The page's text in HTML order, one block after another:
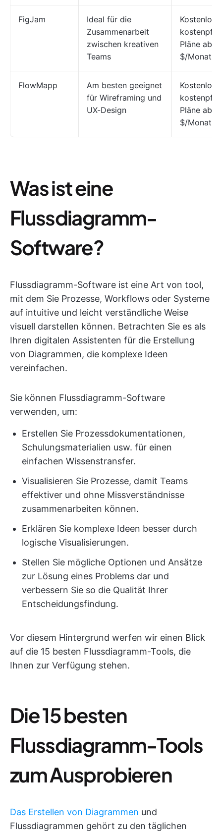
FigJam
Ideal für die
Zusammenarbeit
zwischen kreativen
Teams
Kostenlos;
Pläne ab 5
$/Monat
FlowMapp
Am besten geeignet
für Wireframing und
UX-Design
Kostenlos;
Pläne ab
$/Monat
Was ist eine
Flussdiagramm-
Software?
Flussdiagramm-Software ist eine Art von tool,
mit dem Sie Prozesse, Workflows oder Systeme
auf intuitive und leicht verständliche Weise
visuell darstellen können. Betrachten Sie es als
Ihren digitalen Assistenten für die Erstellung
von Diagrammen, die komplexe Ideen
vereinfachen.
Sie können Flussdiagramm-Software
verwenden, um:
Erstellen Sie Prozessdokumentationen,
Schulungsmaterialien usw. für einen
einfachen Wissenstransfer.
Visualisieren Sie Prozesse, damit Teams
effektiver und ohne Missverständnisse
zusammenarbeiten können.
Erklären Sie komplexe Ideen besser durch
logische Visualisierungen.
Stellen Sie mögliche Optionen und Ansätze
zur Lösung eines Problems dar und
verbessern Sie so die Qualität Ihrer
Entscheidungsfindung.
Vor diesem Hintergrund werfen wir einen Blick
auf die 15 besten Flussdiagramm-Tools, die
Ihnen zur Verfügung stehen.
Die 15 besten
Flussdiagramm-Tools
zum Ausprobieren
Das Erstellen von Diagrammen und
Flussdiagrammen gehört zu den täglichen